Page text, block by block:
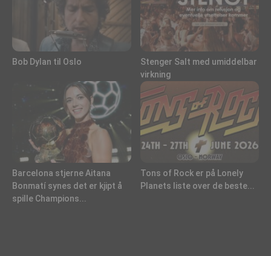
Bob Dylan til Oslo
Stenger Salt med umiddelbar
virkning
Barcelona stjerne Aitana
Bonmatí synes det er kjipt å
spille Champions...
Tons of Rock er på Lonely
Planets liste over de beste...